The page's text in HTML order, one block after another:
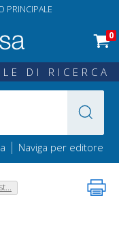
PRINCIPALE
0
DI RICERCA
| Naviga per editore